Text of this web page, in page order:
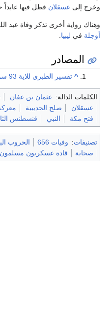
وخرج إلى عسقلان فظل فيها عابداً
وهناك رواية أخرى تذكر وفاة عبد
أوجلة في ليبيا.
المصادر
^ تفسير الطبري للاية 93 سورة الانعام
الكلمات الدالة: عثمان بن عفان
عسقلان
صلح الحديبية
فتح مكة
النبي قنسطنس
تصنيفات: وفيات 656 الحروب
صحابة
قادة عسكريون مسلمون